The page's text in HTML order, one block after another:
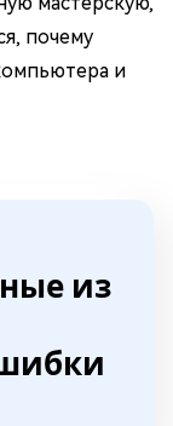
почему
и
из